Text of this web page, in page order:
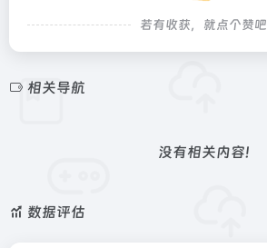
若有收获，就点个赞吧
相关导航
没有相关内容!
数据评估